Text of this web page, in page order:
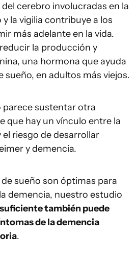
cerebro involucradas en la
la vigilia contribuye a los
más adelante en la vida.
la producción y
una hormona que ayuda
sueño, en adultos más viejos.
sustentar otra
que hay un vínculo entre la
riesgo de desarrollar
y demencia.
sueño son óptimas para
demencia, nuestro estudio
también puede
de la demencia
.